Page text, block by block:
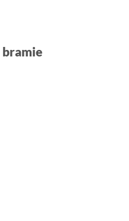
bramie